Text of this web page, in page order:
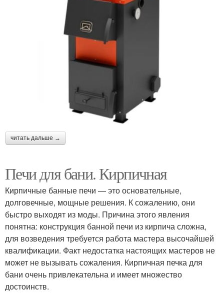
читать дальше →
Печи для бани. Кирпичная
Кирпичные банные печи — это основательные,
долговечные, мощные решения. К сожалению, они
быстро выходят из моды. Причина этого явления
понятна: конструкция банной печи из кирпича сложна,
для возведения требуется работа мастера высочайшей
квалификации. Факт недостатка настоящих мастеров не
может не вызывать сожаления. Кирпичная печка для
бани очень привлекательна и имеет множество
достоинств.